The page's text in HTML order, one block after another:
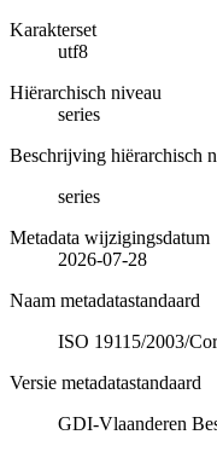
Karakterset
utf8
Hiërarchisch niveau
series
Beschrijving hiërarchisch
series
Metadata wijzigingsdatum
2026-07-28
Naam metadatastandaard
ISO 19115/2003/
Versie metadatastandaard
GDI-Vlaanderen